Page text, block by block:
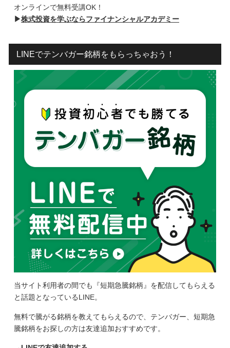
オンラインで無料受講OK！
▶株式投資を学ぶならファイナンシャルアカデミー
LINEでテンバガー銘柄をもらっちゃおう！
当サイト利用者の間でも『短期急騰銘柄』を配信してもらえる
と話題となっているLINE。
無料で騰がる銘柄を教えてもらえるので、テンバガー、短期急
騰銘柄をお探しの方は友達追加おすすめです。